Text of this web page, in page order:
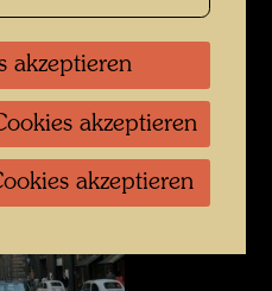
Aktion in Mailand
akzeptieren
akzeptieren
akzeptieren